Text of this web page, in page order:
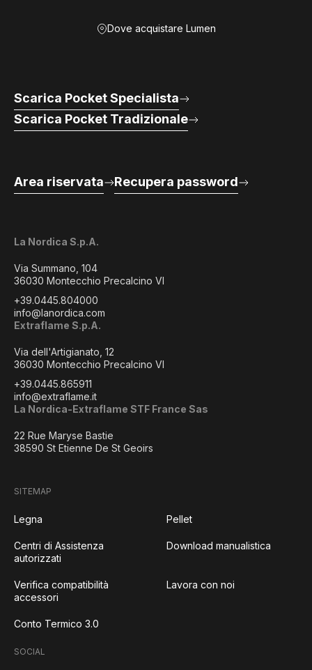
Dove acquistare Lumen
La Nordica S.p.A.
Via Summano, 104
36030 Montecchio Precalcino VI
+39.0445.804000
info@lanordica.com
Extraflame S.p.A.
Via dell'Artigianato, 12
36030 Montecchio Precalcino VI
+39.0445.865911
info@extraflame.it
La Nordica-Extraflame STF France Sas
22 Rue Maryse Bastie
38590 St Etienne De St Geoirs
Scarica Pocket Specialista
Scarica Pocket Tradizionale
Area riservata Recupera password
SITEMAP
Legna Pellet
Centri di Assistenza
autorizzati
Download manualistica
Verifica compatibilità
accessori
Lavora con noi
Conto Termico 3.0
SOCIAL